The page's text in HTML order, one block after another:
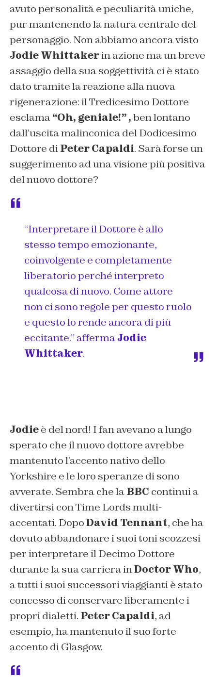
avuto personalità e peculiarità uniche,
pur mantenendo la natura centrale del
personaggio. Non abbiamo ancora visto
Jodie Whittakerin azione ma un breve
assaggio della sua soggettività ci è stato
dato tramite la reazione alla nuova
rigenerazione: il Tredicesimo Dottore
esclama“Oh, geniale!” ,ben lontano
dall’uscita malinconica del Dodicesimo
Dottore diPeter Capaldi. Sarà forse un
suggerimento ad una visione più positiva
del nuovo dottore?
“Interpretare il Dottore è allo
stesso tempo emozionante,
coinvolgente e completamente
liberatorio perché interpreto
qualcosa di nuovo. Come attore
non ci sono regole per questo ruolo
e questo lo rende ancora di più
eccitante.” affermaJodie
Whittaker.
Jodieè del nord! I fan avevano a lungo
sperato che il nuovo dottore avrebbe
mantenuto l’accento nativo dello
Yorkshire e le loro speranze di sono
avverate. Sembra che laBBC continui a
divertirsi con Time Lords multi-
accentati. DopoDavid Tennant, che ha
dovuto abbandonare i suoi toni scozzesi
per interpretare il Decimo Dottore
durante la sua carriera inDoctor Who,
a tutti i suoi successori viaggianti è stato
concesso di conservare liberamente i
propri dialetti. Peter Capaldi, ad
esempio, ha mantenuto il suo forte
accento di Glasgow.